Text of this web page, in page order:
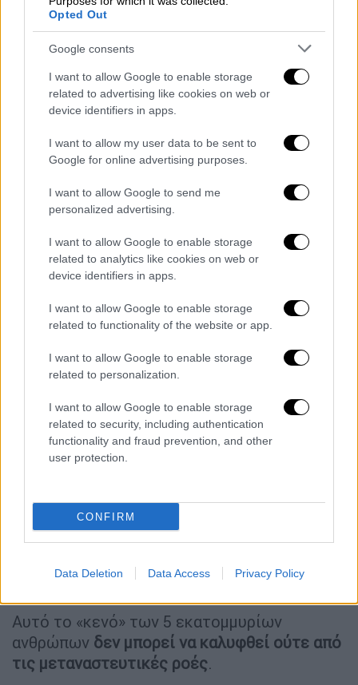
Opted Out
Google consents
I want to allow Google to enable storage
related to advertising like cookies on web or
device identifiers in apps.
I want to allow my user data to be sent to
Google for online advertising purposes.
I want to allow Google to send me
personalized advertising.
I want to allow Google to enable storage
related to analytics like cookies on web or
device identifiers in apps.
I want to allow Google to enable storage
related to functionality of the website or app.
I want to allow Google to enable storage
related to personalization.
I want to allow Google to enable storage
related to security, including authentication
functionality and fraud prevention, and other
user protection.
CONFIRM
Data Deletion Data Access Privacy Policy
αποθαρρυντικά, καθώς τα παιδιά και οι νέοι
(0-19 ετών)από το 20% που αποτελούν
σήμερα, θα περιοριστούν στο 17%
, ενώ ο
αριθμός των ανθρώπων που μπορούν να
εργαστούν (20-64 ετών)θα πέσει στο 50%
από το 58% που είναι σήμερα
Το στοιχείο ωστόσο που τρομάζει
περισσότερο, δεν είναι άλλο από εκείνο που
προβλέπει ότι, στο διάστημα 2025 - 2099,
θάνατοι στην ΕΕ αναμένεται να φτάσουν τα
9,36 εκατομμύρια
, ενώ
οι γεννήσεις μόλις τα
4,33 εκατομμύρια.
Eurostat
Αυτό το «κενό» των 5 εκατομμυρίων
ανθρώπων δεν μπορεί να καλυφθεί ούτε από
τις μεταναστευτικές ροές.